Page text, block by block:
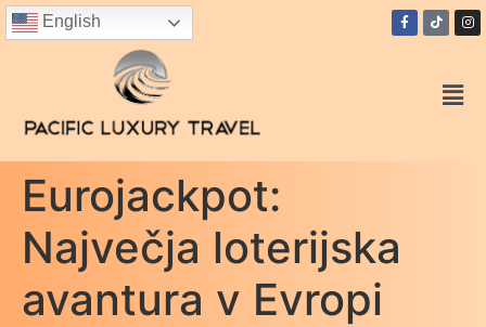
English
Eurojackpot:
Največja loterijska
avantura v Evropi